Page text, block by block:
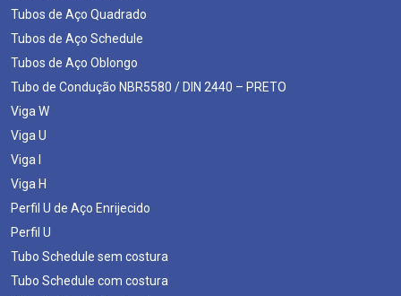
Tubos de Aço Quadrado
Tubos de Aço Schedule
Tubos de Aço Oblongo
Tubo de Condução NBR5580 / DIN 2440 – PRETO
Viga W
Viga U
Viga I
Viga H
Perfil U de Aço Enrijecido
Perfil U
Tubo Schedule sem costura
Tubo Schedule com costura